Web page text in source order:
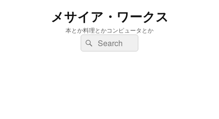
メサイア・ワークス
本とか料理とかコンピュータとか
検
索:
検
索